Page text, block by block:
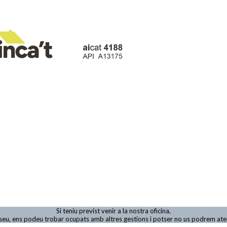
Si teniu previst venir a la nostra oficina,
ens podeu trobar ocupats amb altres gestions i potser no us podrem